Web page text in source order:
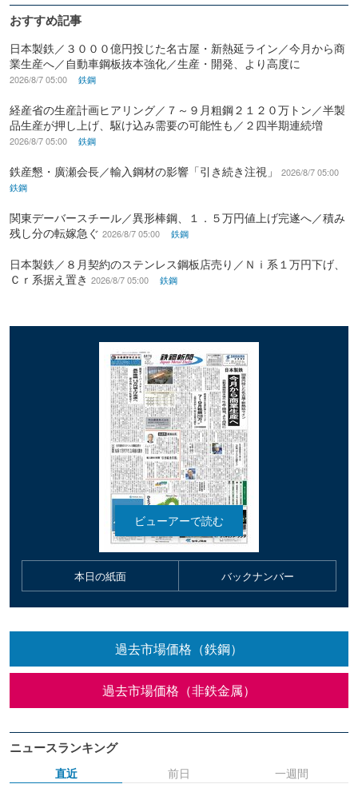
おすすめ記事
日本製鉄／３０００億円投じた名古屋・新熱延ライン／今月から商
業生産へ／自動車鋼板抜本強化／生産・開発、より高度に
2026/8/7 05:00 鉄鋼
経産省の生産計画ヒアリング／７～９月粗鋼２１２０万トン／半製
品生産が押し上げ、駆け込み需要の可能性も／２四半期連続増
2026/8/7 05:00 鉄鋼
鉄産懇・廣瀬会長／輸入鋼材の影響「引き続き注視」
2026/8/7 05:00
鉄鋼
関東デーバースチール／異形棒鋼、１．５万円値上げ完遂へ／積み
残し分の転嫁急ぐ 2026/8/7 05:00 鉄鋼
日本製鉄／８月契約のステンレス鋼板店売り／Ｎｉ系１万円下げ、
Ｃｒ系据え置き 2026/8/7 05:00 鉄鋼
本日の紙面 バックナンバー
過去市場価格（鉄鋼）
過去市場価格（非鉄金属）
ニュースランキング
直近
前日 一週間